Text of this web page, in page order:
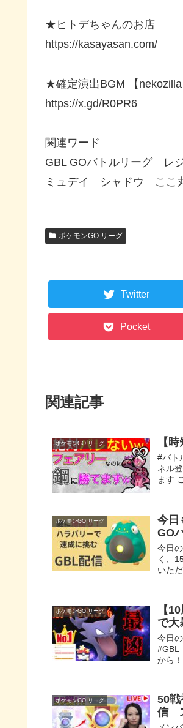
★ヒトデちゃんのお店
https://kasayasan.com/
★確定演出BGM 【nekozilla
https://x.gd/R0PR6
関連ワード
GBL GOバトルリーグ レ
ミュデイ シャドウ ここ
ポケモンGO リーグ
Twitter
Pocket
関連記事
ポケモンGO リーグ 【
#バト
ネル
ます
ポケモンGO リーグ
今日
GO
今日
く、
いた
ポケモンGO リーグ
【
で大
今日
#GBL
から
ポケモンGO リーグ
50
信